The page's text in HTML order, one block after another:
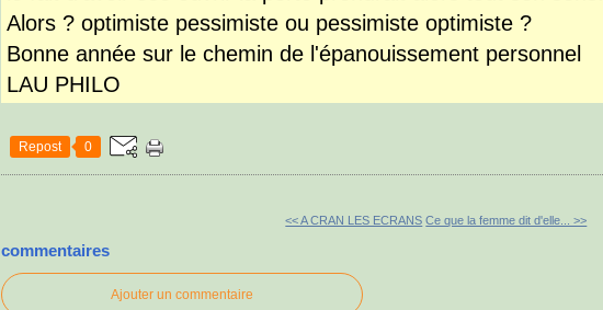
Alors ? optimiste pessimiste ou pessimiste optimiste ?
Bonne année sur le chemin de l'épanouissement personnel
LAU PHILO
Repost 0
<< A CRAN LES ECRANS Ce que la femme dit d'elle... >>
commentaires
Ajouter un commentaire